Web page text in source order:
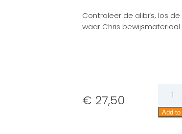
Controleer de alibi’s, los
waar Chris
€ 27,50
zaak
van
Add to